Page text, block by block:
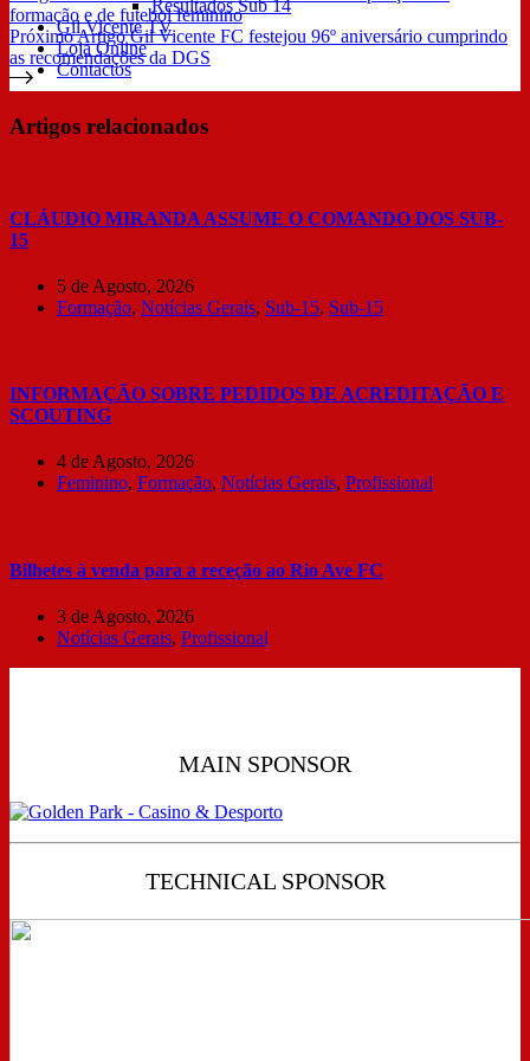
Resultados Sub 14
Gil Vicente TV
Loja Online
Contactos
formação e de futebol feminino
PróximoArtigo Gil Vicente FC festejou 96º aniversário cumprindo
as recomendações da DGS
Artigos relacionados
CLÁUDIO MIRANDA ASSUME O COMANDO DOS SUB-
15
5 de Agosto, 2026
Formação, Notícias Gerais, Sub-15, Sub-15
INFORMAÇÃO SOBRE PEDIDOS DE ACREDITAÇÃO E
SCOUTING
4 de Agosto, 2026
Feminino, Formação, Notícias Gerais, Profissional
Bilhetes à venda para a receção ao Rio Ave FC
3 de Agosto, 2026
Notícias Gerais, Profissional
MAIN SPONSOR
TECHNICAL SPONSOR